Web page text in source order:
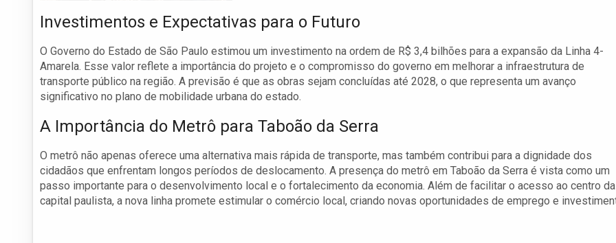
Investimentos e Expectativas para o Futuro
O Governo do Estado de São Paulo estimou um investimento na ordem de R$ 3,4 bilhões para a expansão da Linha 4-
Amarela. Esse valor reflete a importância do projeto e o compromisso do governo em melhorar a infraestrutura de
transporte público na região. A previsão é que as obras sejam concluídas até 2028, o que representa um avanço
significativo no plano de mobilidade urbana do estado.
A Importância do Metrô para Taboão da Serra
O metrô não apenas oferece uma alternativa mais rápida de transporte, mas também contribui para a dignidade dos
cidadãos que enfrentam longos períodos de deslocamento. A presença do metrô em Taboão da Serra é vista como um
passo importante para o desenvolvimento local e o fortalecimento da economia. Além de facilitar o acesso ao centro da
capital paulista, a nova linha promete estimular o comércio local, criando novas oportunidades de emprego e